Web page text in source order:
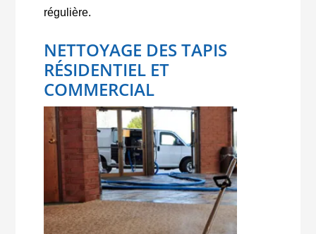
régulière.
NETTOYAGE DES TAPIS
RÉSIDENTIEL ET
COMMERCIAL